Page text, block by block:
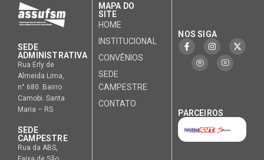
SEDE
ADMINISTRATIVA
Rua Erly de
Almeida Lima,
n° 680. Bairro
Camobi. Santa
Maria – RS
SEDE
CAMPESTRE
Rua da ABS,
MAPA DO
SITE
HOME
INSTITUCIONAL
CONVÊNIOS
SEDE
CAMPESTRE
CONTATO
NOS SIGA
PARCEIROS